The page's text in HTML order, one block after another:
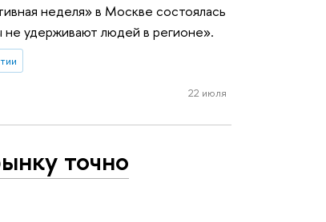
неделя» в Москве состоялась
не удерживают людей в регионе».
22 июля
точно